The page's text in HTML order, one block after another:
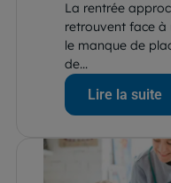
La rentrée
retrouvent face à
le manque de
de...
Lire la suite